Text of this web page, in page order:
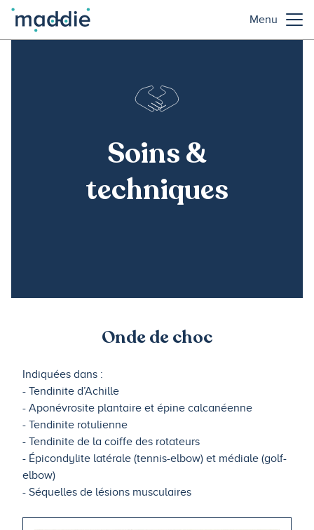
Menu
Soins &
techniques
Onde de choc
Indiquées dans :
- Tendinite d’Achille
- Aponévrosite plantaire et épine calcanéenne
- Tendinite rotulienne
- Tendinite de la coiffe des rotateurs
- Épicondylite latérale (tennis-elbow) et médiale (golf-
elbow)
- Séquelles de lésions musculaires